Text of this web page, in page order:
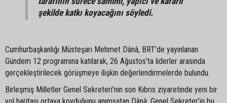
şekilde katkı koyacağını söyledi.
Cumhurbaşkanlığı Müsteşarı Mehmet Dânâ, BRT’de yayınlanan
Gündem 12 programına katılarak, 26 Ağustos’ta liderler arasında
gerçekleştirilecek görüşmeye ilişkin değerlendirmelerde bulundu.
Birleşmiş Milletler Genel Sekreteri’nin son Kıbrıs ziyaretinde yeni bir